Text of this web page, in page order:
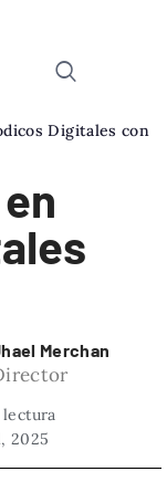
Digitales con
Merchan
lectura
2025